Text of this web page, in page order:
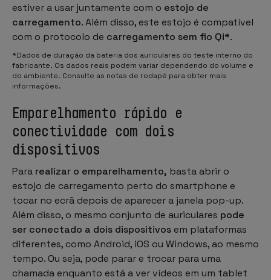
estiver a usar juntamente com o estojo de
carregamento. Além disso, este estojo é compatível
com o protocolo de carregamento sem fio Qi*.
*Dados de duração da bateria dos auriculares do teste interno do
fabricante. Os dados reais podem variar dependendo do volume e
do ambiente. Consulte as notas de rodapé para obter mais
informações.
Emparelhamento rápido e
conectividade com dois
dispositivos
Para realizar o emparelhamento, basta abrir o
estojo de carregamento perto do smartphone e
tocar no ecrã depois de aparecer a janela pop-up.
Além disso, o mesmo conjunto de auriculares pode
ser conectado a dois dispositivos em plataformas
diferentes, como Android, iOS ou Windows, ao mesmo
tempo. Ou seja, pode parar e trocar para uma
chamada enquanto está a ver vídeos em um tablet